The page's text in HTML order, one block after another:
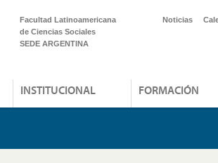
Facultad Latinoamericana
de Ciencias Sociales
SEDE ARGENTINA
Noticias
INSTITUCIONAL FORMACIÓN